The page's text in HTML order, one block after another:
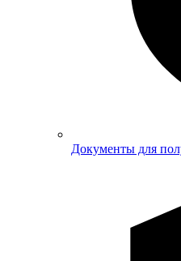
Документы для